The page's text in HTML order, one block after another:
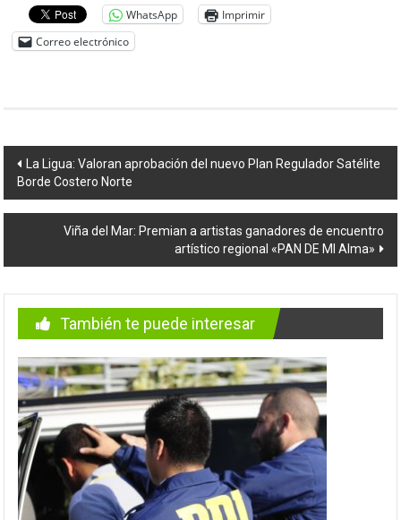
WhatsApp
Imprimir
Correo electrónico
Navegación
de
entradas
La Ligua: Valoran aprobación del nuevo Plan Regulador Satélite
Borde Costero Norte
Viña del Mar: Premian a artistas ganadores de encuentro
artístico regional «PAN DE MI Alma»
También te puede interesar